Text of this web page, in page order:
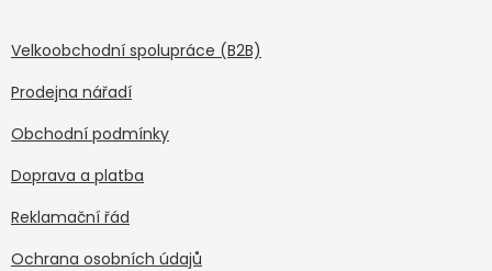
Velkoobchodní spolupráce (B2B)
Prodejna nářadí
Obchodní podmínky
Doprava a platba
Reklamační řád
Ochrana osobních údajů